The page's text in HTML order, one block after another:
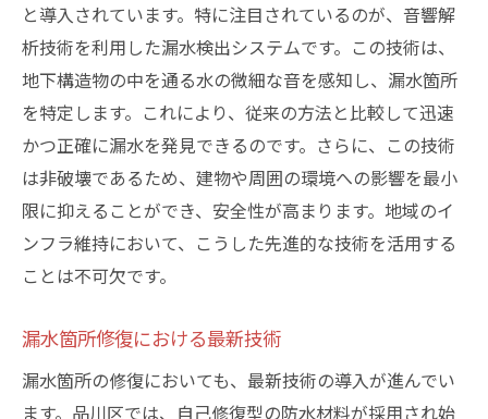
と導入されています。特に注目されているのが、音響解
析技術を利用した漏水検出システムです。この技術は、
地下構造物の中を通る水の微細な音を感知し、漏水箇所
を特定します。これにより、従来の方法と比較して迅速
かつ正確に漏水を発見できるのです。さらに、この技術
は非破壊であるため、建物や周囲の環境への影響を最小
限に抑えることができ、安全性が高まります。地域のイ
ンフラ維持において、こうした先進的な技術を活用する
ことは不可欠です。
漏水箇所修復における最新技術
漏水箇所の修復においても、最新技術の導入が進んでい
ます。品川区では、自己修復型の防水材料が採用され始